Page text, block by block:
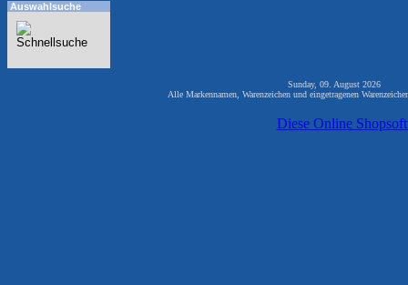
Auswahlsuche
Sunday, 09. August 2026
Alle Markennamen, Warenzeichen und eingetragenen
Diese Online